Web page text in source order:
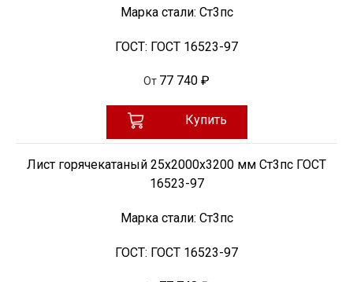
Марка стали: Ст3пс
ГОСТ: ГОСТ 16523-97
От 77 740 ₽
Купить
Лист горячекатаный 25х2000х3200 мм Ст3пс ГОСТ
16523-97
Марка стали: Ст3пс
ГОСТ: ГОСТ 16523-97